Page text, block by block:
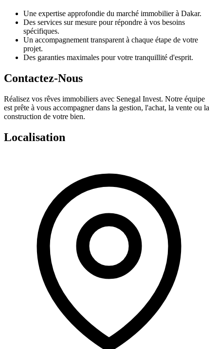
Une expertise approfondie du marché immobilier à Dakar.
Des services sur mesure pour répondre à vos besoins
spécifiques.
Un accompagnement transparent à chaque étape de votre
projet.
Des garanties maximales pour votre tranquillité d'esprit.
Contactez-Nous
Réalisez vos rêves immobiliers avec Senegal Invest. Notre équipe
est prête à vous accompagner dans la gestion, l'achat, la vente ou la
construction de votre bien.
Localisation